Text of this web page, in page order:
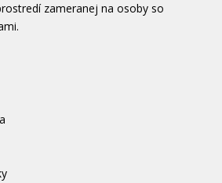
zameranej na osoby so